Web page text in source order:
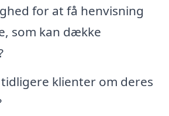
for at få henvisning
som kan dække
klienter om deres